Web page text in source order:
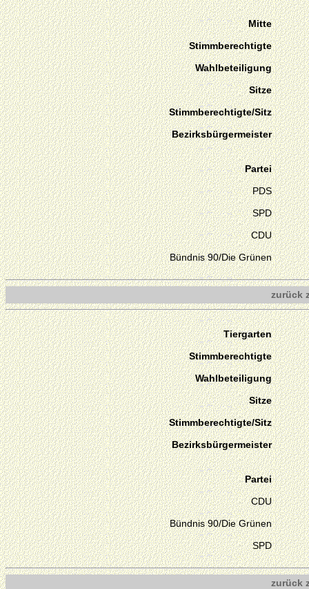
Mitte
Stimmberechtigte
Wahlbeteiligung
Sitze
Stimmberechtigte/Sitz
Bezirksbürgermeister
Partei
PDS
SPD
CDU
Bündnis 90/Die Grünen
zurück
Tiergarten
Stimmberechtigte
Wahlbeteiligung
Sitze
Stimmberechtigte/Sitz
Bezirksbürgermeister
Partei
CDU
Bündnis 90/Die Grünen
SPD
zurück